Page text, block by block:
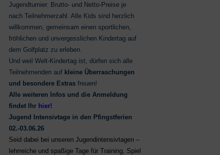
Jugendturnier. Brutto‑ und Netto-Preise je
nach Teilnehmerzahl. Alle Kids sind herzlich
willkommen, gemeinsam einen sportlichen,
fröhlichen und unvergesslichen Kindertag auf
dem Golfplatz zu erleben.
Und weil Welt-Kindertag ist, dürfen sich alle
Teilnehmenden auf kleine Überraschungen
und besondere Extrasfreuen!
Alle weiteren Infos und die Anmeldung
findet Ihr hier!
Jugend Intensivtage in den Pfingstferien
02.-03.06.26
Seid dabei bei unseren Jugendintensivtagen –
lehrreiche und spaßige Tage für Training, Spiel